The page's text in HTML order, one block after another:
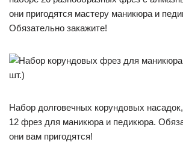
они пригодятся мастеру маникюра и
Обязательно закажите!
Набор долговечных корундовых
12 фрез для маникюра и педикюра.
они вам пригодятся!